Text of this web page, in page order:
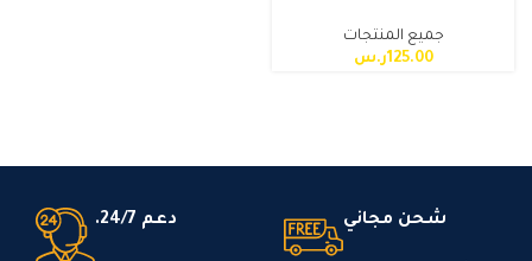
جميع المنتجات
125.00 ر.س
شحن مجاني دعم 24/7.